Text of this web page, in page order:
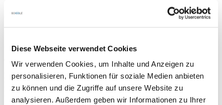
Diese Webseite verwendet Cookies
Wir verwenden Cookies, um Inhalte und Anzeigen zu
personalisieren, Funktionen für soziale Medien anbieten
zu können und die Zugriffe auf unsere Website zu
analysieren. Außerdem geben wir Informationen zu Ihrer
87% Polyester, 13% Elasthan
Wenn wir Deine Bestellung bis 15 Uhr erhalten, versenden wir noch
Normalerweise ist Deine Bestellung innerhalb von 2-3 Tagen bei
Dir Zuhause. Ins europäische Ausland dauert es eventuell 1-2 Tage
länger.